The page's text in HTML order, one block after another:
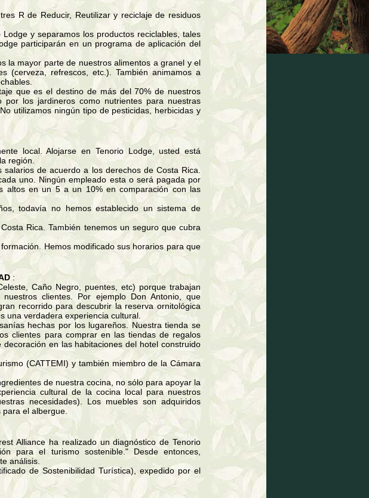
R de Reducir, Reutilizar y reciclaje de residuos
y separamos los productos reciclables, tales
participarán en un programa de aplicación del
la mayor parte de nuestros alimentos a granel y el
(cerveza, refrescos, etc.). También animamos a
que es el destino de más del 70% de nuestros
los jardineros como nutrientes para nuestras
utilizamos ningún tipo de pesticidas, herbicidas y
local. Alojarse en Tenorio Lodge, usted está
región.
de acuerdo a los derechos de Costa Rica.
uno. Ningún empleado esta o será pagada por
altos en un 5 a un 10% en comparación con las
todavía no hemos establecido un sistema de
Rica. También tenemos un seguro que cubra
Hemos modificado sus horarios para que
:
Caño Negro, puentes, etc) porque trabajan
clientes. Por ejemplo Don Antonio, que
recorrido para descubrir la reserva ornitológica
una verdadera experiencia cultural.
hechas por los lugareños. Nuestra tienda se
clientes para comprar en las tiendas de regalos
en las habitaciones del hotel construido
(CATTEMI) y también miembro de la Cámara
de nuestra cocina, no sólo para apoyar la
cultural de la cocina local para nuestros
necesidades). Los muebles son adquiridos
el albergue.
Alliance ha realizado un diagnóstico de Tenorio
para el turismo sostenible." Desde entonces,
análisis.
de Sostenibilidad Turística), expedido por el